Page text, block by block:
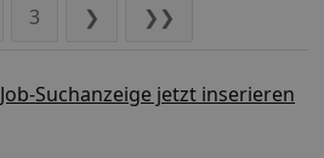
3 ❯ ❯❯
Job-Suchanzeige jetzt inserieren